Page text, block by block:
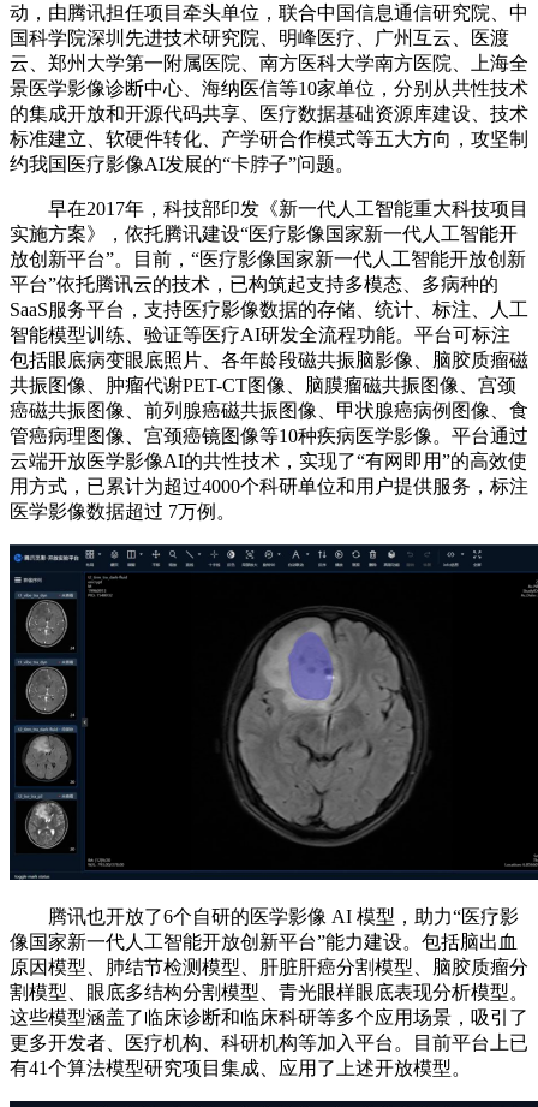
动，由腾讯担任项目牵头单位，联合中国信息通信研究院、中
国科学院深圳先进技术研究院、明峰医疗、广州互云、医渡
云、郑州大学第一附属医院、南方医科大学南方医院、上海全
景医学影像诊断中心、海纳医信等10家单位，分别从共性技术
的集成开放和开源代码共享、医疗数据基础资源库建设、技术
标准建立、软硬件转化、产学研合作模式等五大方向，攻坚制
约我国医疗影像AI发展的“卡脖子”问题。
早在2017年，科技部印发《新一代人工智能重大科技项目
实施方案》，依托腾讯建设“医疗影像国家新一代人工智能开
放创新平台”。目前，“医疗影像国家新一代人工智能开放创新
平台”依托腾讯云的技术，已构筑起支持多模态、多病种的
SaaS服务平台，支持医疗影像数据的存储、统计、标注、人工
智能模型训练、验证等医疗AI研发全流程功能。平台可标注
包括眼底病变眼底照片、各年龄段磁共振脑影像、脑胶质瘤磁
共振图像、肿瘤代谢PET-CT图像、脑膜瘤磁共振图像、宫颈
癌磁共振图像、前列腺癌磁共振图像、甲状腺癌病例图像、食
管癌病理图像、宫颈癌镜图像等10种疾病医学影像。平台通过
云端开放医学影像AI的共性技术，实现了“有网即用”的高效使
用方式，已累计为超过4000个科研单位和用户提供服务，标注
医学影像数据超过 7万例。
腾讯也开放了6个自研的医学影像 AI 模型，助力“医疗影
像国家新一代人工智能开放创新平台”能力建设。包括脑出血
原因模型、肺结节检测模型、肝脏肝癌分割模型、脑胶质瘤分
割模型、眼底多结构分割模型、青光眼样眼底表现分析模型。
这些模型涵盖了临床诊断和临床科研等多个应用场景，吸引了
更多开发者、医疗机构、科研机构等加入平台。目前平台上已
有41个算法模型研究项目集成、应用了上述开放模型。